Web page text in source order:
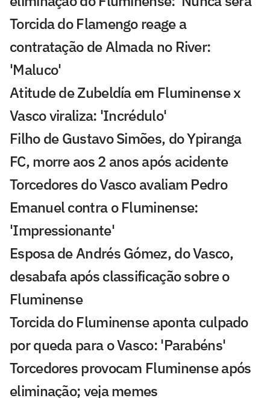
Torcida do Flamengo reage a
contratação de Almada no River:
'Maluco'
Atitude de Zubeldía em Fluminense x
Vasco viraliza: 'Incrédulo'
Filho de Gustavo Simões, do Ypiranga
FC, morre aos 2 anos após acidente
Torcedores do Vasco avaliam Pedro
Emanuel contra o Fluminense:
'Impressionante'
Esposa de Andrés Gómez, do Vasco,
desabafa após classificação sobre o
Fluminense
Torcida do Fluminense aponta culpado
por queda para o Vasco: 'Parabéns'
Torcedores provocam Fluminense após
eliminação; veja memes